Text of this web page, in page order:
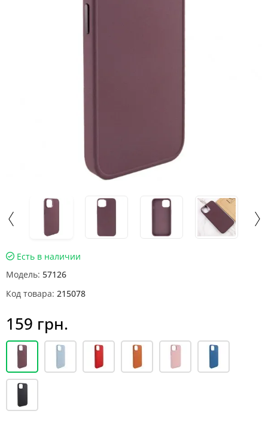
Есть в наличии
Модель: 57126
Код товара: 215078
159 грн.